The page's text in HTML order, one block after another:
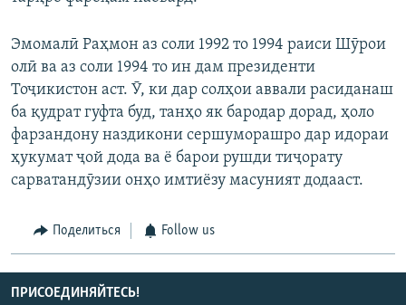
Эмомалӣ Раҳмон аз соли 1992 то 1994 раиси Шӯрои
олӣ ва аз соли 1994 то ин дам президенти
Тоҷикистон аст. Ӯ, ки дар солҳои аввали расиданаш
ба қудрат гуфта буд, танҳо як бародар дорад, ҳоло
фарзандону наздикони сершуморашро дар идораи
ҳукумат ҷой дода ва ё барои рушди тиҷорату
сарватандӯзии онҳо имтиёзу масуният додааст.
Поделиться Follow us
ПРИСОЕДИНЯЙТЕСЬ!